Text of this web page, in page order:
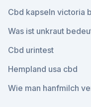
Cbd kapseln victoria
Was ist unkraut
Cbd urintest
Hempland usa cbd
Wie man hanfmilch